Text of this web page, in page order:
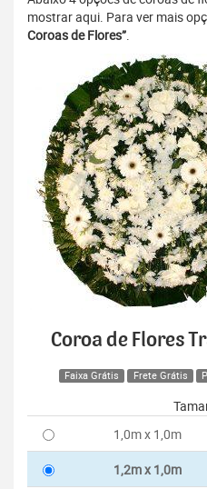
mostrar aqui. Para ver mais
Coroas de Flores”.
Coroa de Flores
Faixa Grátis Frete Grátis
1,0m x 1,0m
1,2m x 1,0m